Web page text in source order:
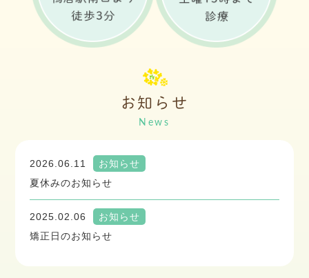
お知らせ
2026.06.11
お知らせ
夏休みのお知らせ
2025.02.06
お知らせ
矯正日のお知らせ